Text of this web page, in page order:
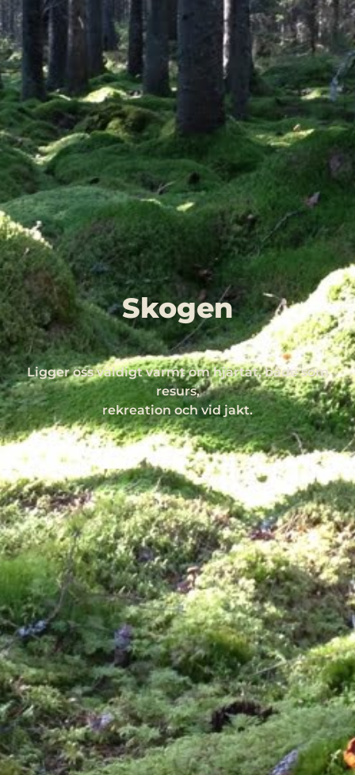
Skogen
Ligger oss väldigt varmt om hjärtat, både som
resurs,
rekreation och vid jakt.